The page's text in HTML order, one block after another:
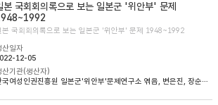
본 국회회의록으로 보는 일본군 '위안부' 문제
본 국회회의록으로 보는 일본군 '위안부' 문제 1948~1992
산일자
12-05
산기관(생산자)
한국여성인권진흥원 일본군'위안부'문제연구소 엮음, 변은진, 장순순, 이태규 옮김